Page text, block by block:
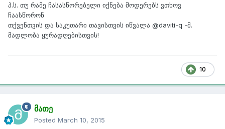
პ.ს. თუ რამე ჩასასწორებელი იქნება მოდერებს ვთხოვ
ჩაასწორონ
თქვენთვის და საკუთარი თავისთვის იწვალა @daviti-q -მ.
მადლობა ყურადღებისთვის!
10
მათე
Posted March 10, 2015